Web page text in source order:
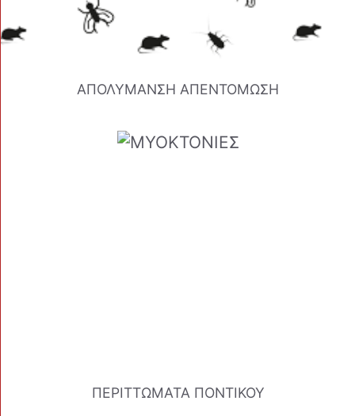
ΑΠΟΛΥΜΑΝΣΗ ΑΠΕΝΤΟΜΩΣΗ
ΠΕΡΙΤΤΩΜΑΤΑ ΠΟΝΤΙΚΟΥ